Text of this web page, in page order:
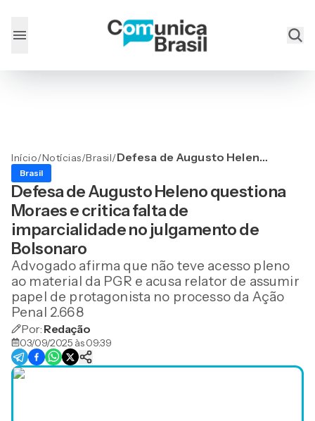
Início/Notícias/Brasil/Defesa de Augusto Heleno
falta de imparcialidade no
julgamento de Bolsonaro
Brasil
Defesa de Augusto Heleno questiona
Moraes e critica falta de
imparcialidade no julgamento de
Bolsonaro
Advogado afirma que não teve acesso pleno
ao material da PGR e acusa relator de assumir
papel de protagonista no processo da Ação
Penal 2.668
Por: Redação
03/09/2025 às 09:39